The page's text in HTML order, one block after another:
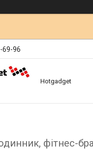
69-96
Hotgadget
фітнес-